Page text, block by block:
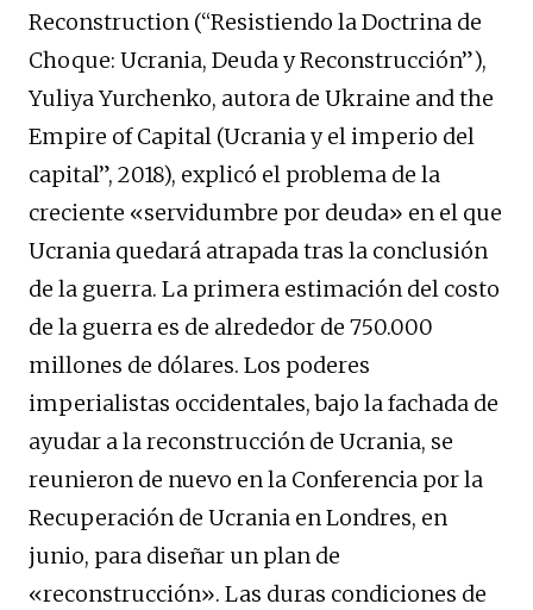
Reconstruction (“Resistiendo la Doctrina de
Choque: Ucrania, Deuda y Reconstrucción”),
Yuliya Yurchenko, autora de Ukraine and the
Empire of Capital (Ucrania y el imperio del
capital”, 2018), explicó el problema de la
creciente «servidumbre por deuda» en el que
Ucrania quedará atrapada tras la conclusión
de la guerra. La primera estimación del costo
de la guerra es de alrededor de 750.000
millones de dólares. Los poderes
imperialistas occidentales, bajo la fachada de
ayudar a la reconstrucción de Ucrania, se
reunieron de nuevo en la Conferencia por la
Recuperación de Ucrania en Londres, en
junio, para diseñar un plan de
«reconstrucción». Las duras condiciones de